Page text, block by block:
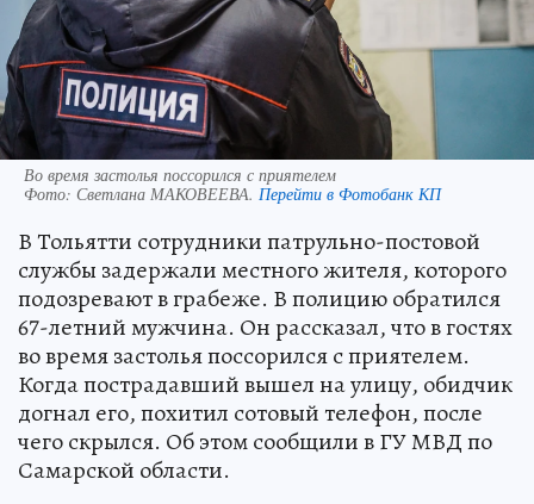
Во время застолья поссорился с приятелем
Фото: Светлана МАКОВЕЕВА. Перейти в Фотобанк КП
В Тольятти сотрудники патрульно-постовой
службы задержали местного жителя, которого
подозревают в грабеже. В полицию обратился
67-летний мужчина. Он рассказал, что в гостях
во время застолья поссорился с приятелем.
Когда пострадавший вышел на улицу, обидчик
догнал его, похитил сотовый телефон, после
чего скрылся. Об этом сообщили в ГУ МВД по
Самарской области.